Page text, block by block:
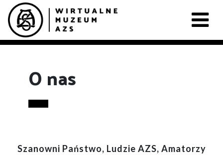
O nas
Szanowni Państwo, Ludzie AZS, Amatorzy